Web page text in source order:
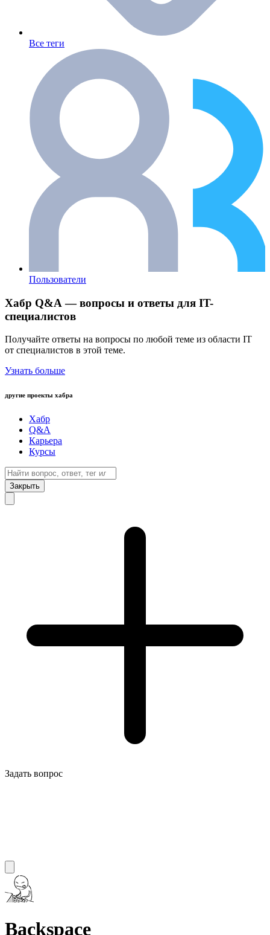
Все теги
Пользователи
Хабр Q&A — вопросы и ответы для IT-
специалистов
Получайте ответы на вопросы по любой теме из области IT
от специалистов в этой теме.
Узнать больше
другие проекты хабра
Хабр
Q&A
Карьера
Курсы
Закрыть
Задать вопрос
Backspace